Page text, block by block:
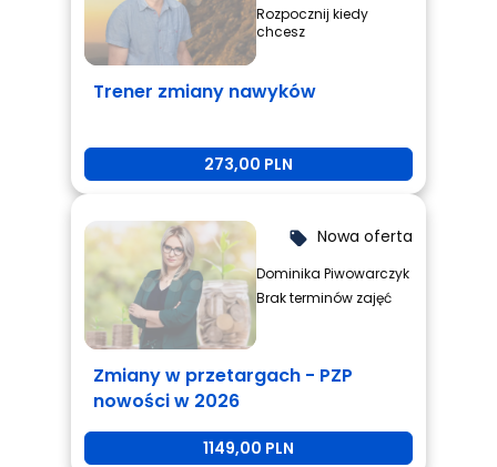
Rozpocznij kiedy
chcesz
Trener zmiany nawyków
273,00 PLN
local_offer Nowa oferta
Dominika Piwowarczyk
Brak terminów zajęć
Zmiany w przetargach - PZP
nowości w 2026
1149,00 PLN